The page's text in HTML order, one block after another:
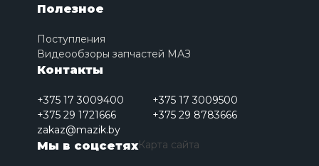
Полезное
Поступления
Видеообзоры запчастей МАЗ
Контакты
+375 17 3009400
+375 17 3009500
+375 29 1721666
+375 29 8783666
zakaz@mazik.by
Мы в соцсетяхКарта сайта